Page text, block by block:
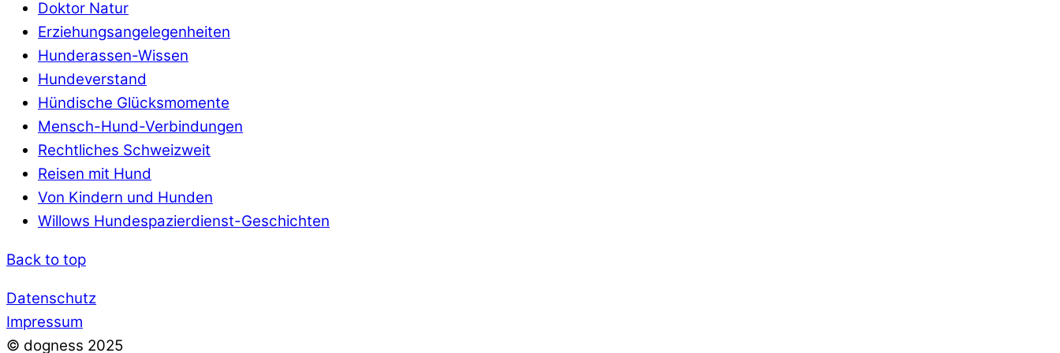
Doktor Natur
Erziehungsangelegenheiten
Hunderassen-Wissen
Hundeverstand
Hündische Glücksmomente
Mensch-Hund-Verbindungen
Rechtliches Schweizweit
Reisen mit Hund
Von Kindern und Hunden
Willows Hundespazierdienst-Geschichten
Back to top
Datenschutz
Impressum
© dogness 2025